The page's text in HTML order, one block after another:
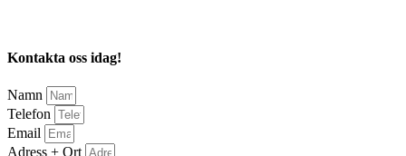
Kontakta oss idag!
Namn
Telefon
Email
Adress + Ort